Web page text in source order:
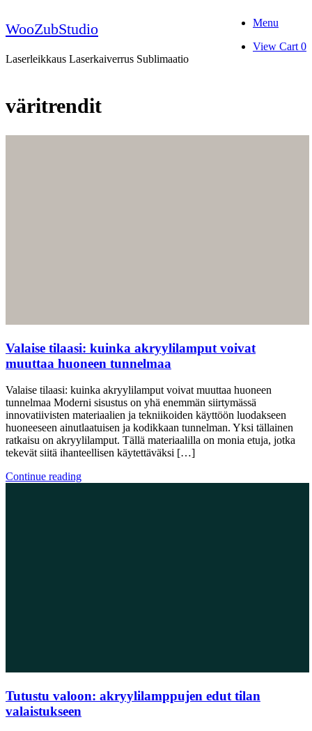
to
content
WooZubStudio
Laserleikkaus Laserkaiverrus Sublimaatio
Menu
View
View Cart 0
väritrendit
Valaise tilaasi: kuinka akryylilamput voivat
muuttaa huoneen tunnelmaa
Valaise tilaasi: kuinka akryylilamput voivat muuttaa huoneen
tunnelmaa Moderni sisustus on yhä enemmän siirtymässä
innovatiivisten materiaalien ja tekniikoiden käyttöön luodakseen
huoneeseen ainutlaatuisen ja kodikkaan tunnelman. Yksi tällainen
ratkaisu on akryylilamput. Tällä materiaalilla on monia etuja, jotka
tekevät siitä ihanteellisen käytettäväksi […]
Continue reading
Tutustu valoon: akryylilamppujen edut tilan
valaistukseen